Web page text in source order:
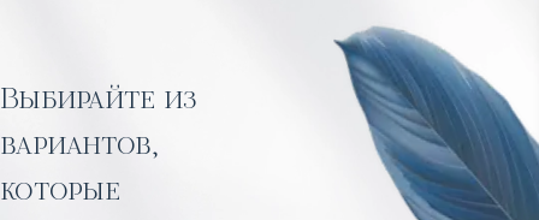
Выбирайте из
вариантов,
которые